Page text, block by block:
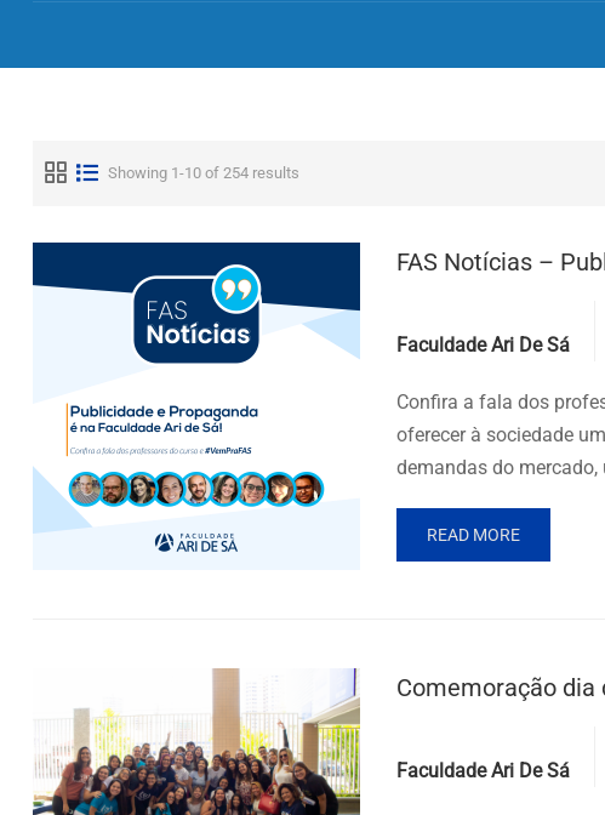
Showing 1-10 of 254 results
FAS Notícias –
Faculdade Ari De Sá
Confira a fala dos
oferecer à sociedade
demandas do
READ MORE
Comemoração dia
Faculdade Ari De Sá